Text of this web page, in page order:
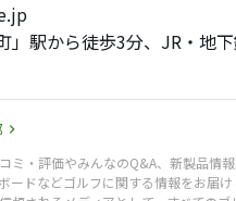
」駅から徒歩3分、JR・地
ミ・評価やみんなのQ&A、新製品情
ードなどゴルフに関する情報をお届け